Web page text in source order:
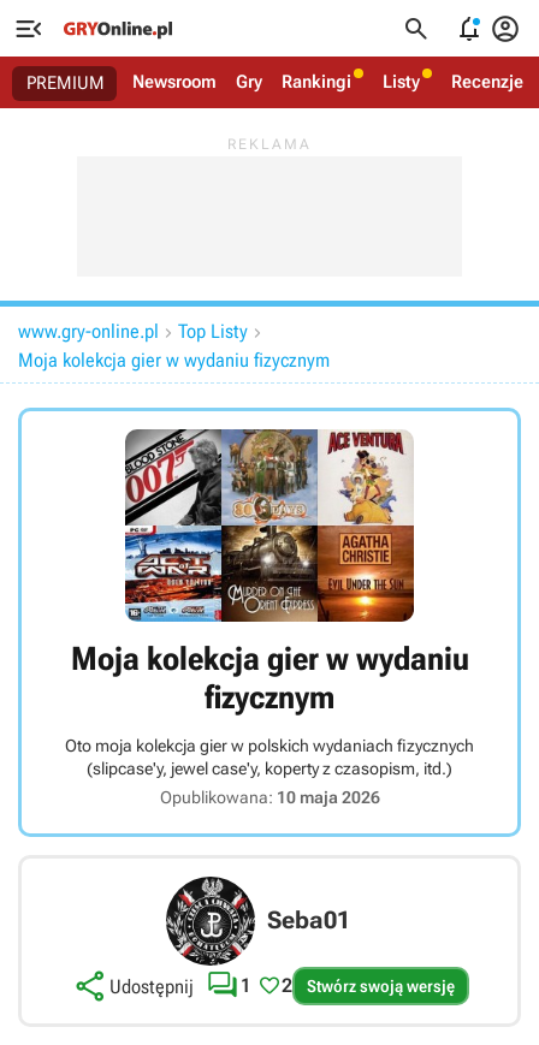
   
PREMIUM Newsroom Gry Rankingi Listy Recenzje
www.gry-online.pl  Top Listy 
Moja kolekcja gier w wydaniu fizycznym
Moja kolekcja gier w wydaniu
fizycznym
Oto moja kolekcja gier w polskich wydaniach fizycznych
(slipcase'y, jewel case'y, koperty z czasopism, itd.)
Opublikowana: 10 maja 2026
Seba01
 Udostępnij  1 2 Stwórz swoją wersję